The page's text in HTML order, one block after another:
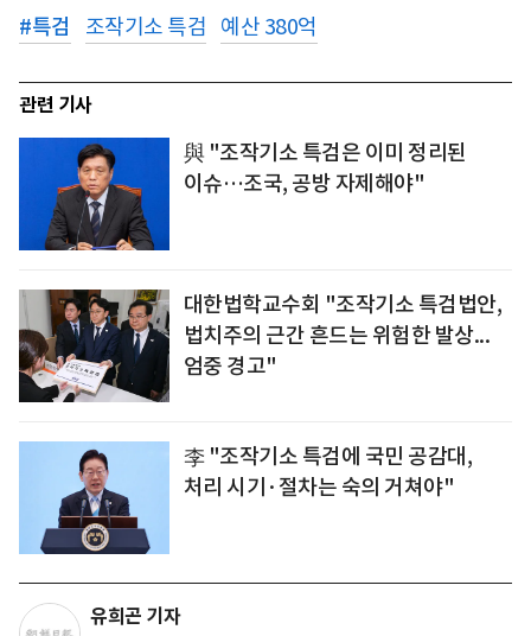
#특검 조작기소 특검 예산 380억
관련 기사
與 "조작기소 특검은 이미 정리된
이슈…조국, 공방 자제해야"
대한법학교수회 "조작기소 특검법안,
법치주의 근간 흔드는 위험한 발상...
엄중 경고"
李 "조작기소 특검에 국민 공감대,
처리 시기·절차는 숙의 거쳐야"
유희곤 기자